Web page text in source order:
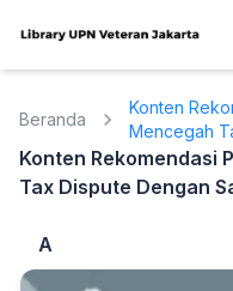
Beranda
Konten
Mencegah
Konten Rekomendasi
Tax Dispute Dengan
A